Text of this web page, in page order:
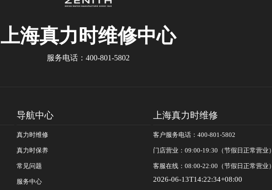
上海真力时维修中心
服务电话： 400-801-5802
导航中心
真力时维修
真力时保养
常见问题
服务中心
上海真力时维修
客户服务电话：400-801-5802
门店营业：09:00-19:30（节假日正常营业）
客服在线：08:00-22:00（节假日正常营业）
2026-06-13T14:22:34+08:00